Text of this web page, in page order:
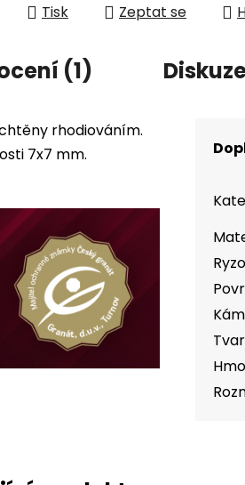
Tisk Zeptat se
(1)
rhodiováním.
7x7 mm.